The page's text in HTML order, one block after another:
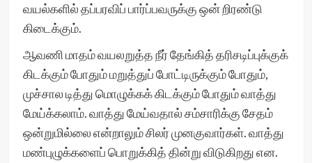
வயல்களில் தப்பரவிப் பார்ப்பவருக்கு ஒன் றிரண்டு
கிடைக்கும்.
ஆவணி மாதம் வயலறுத்த நீர் தேங்கித் தரிசடிப்புக்குக்
கிடக்கும் போதும் மறுத்துப் போட்டிருக்கும் போதும்,
முச்சால டித்து மொழுக்கக் கிடக்கும் போதும் வாத்து
மேய்க்கலாம். வாத்து மேய்வதால் சம்சாரிக்கு சேதம்
ஒன்றுமில்லை என்றாலும் சிலர் முனகுவார்கள். வாத்து
மண்புழுக்களைப் பொறுக்கித் தின்று விடுகிறது என.